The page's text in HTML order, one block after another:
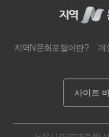
지역N문화포털이란? 개